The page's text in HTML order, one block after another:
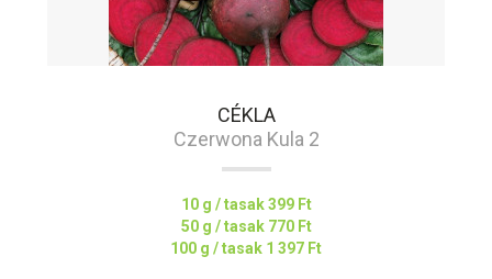
CÉKLA
Czerwona Kula 2
10 g / tasak399 Ft
50 g / tasak 770 Ft
100 g / tasak 1 397 Ft